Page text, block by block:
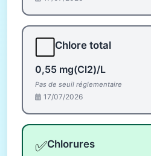
Chlore total
0,55 mg(Cl2)/L
Pas de seuil réglementaire
17/07/2026
✅Chlorures